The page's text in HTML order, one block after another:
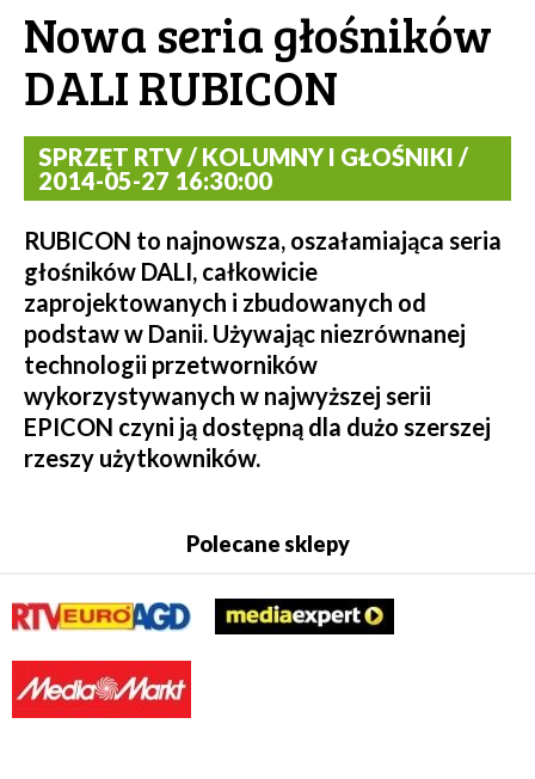
Nowa seria głośników
DALI RUBICON
SPRZĘT RTV / KOLUMNY I GŁOŚNIKI /
2014-05-27 16:30:00
RUBICON to najnowsza, oszałamiająca seria
głośników DALI, całkowicie
zaprojektowanych i zbudowanych od
podstaw w Danii. Używając niezrównanej
technologii przetworników
wykorzystywanych w najwyższej serii
EPICON czyni ją dostępną dla dużo szerszej
rzeszy użytkowników.
Polecane sklepy